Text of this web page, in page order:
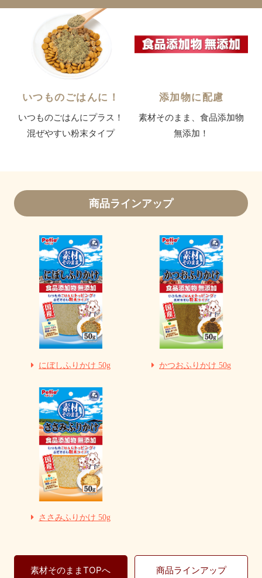
いつものごはんに！
いつものごはんにプラス！
混ぜやすい粉末タイプ
添加物に配慮
素材そのまま、食品添加物
無添加！
商品ラインアップ
にぼしふりかけ 50g かつおふりかけ 50g
ささみふりかけ 50g
素材そのままTOPへ 商品ラインアップ